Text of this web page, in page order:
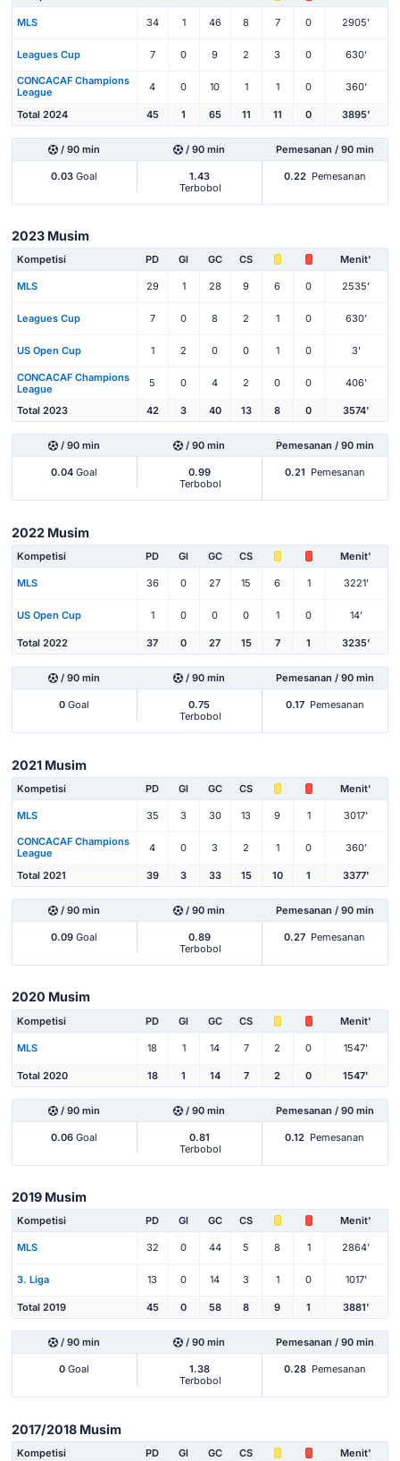
MLS 34 1 46 8 7 0 2905'
Leagues Cup 7 0 9 2 3 0 630'
CONCACAF Champions
League
4 0 10 1 1 0 360'
Total 2024 45 1 65 11 11 0 3895'
/ 90 min / 90 min Pemesanan / 90 min
0.03 Goal
1.43
Terbobol
0.22 Pemesanan
2023 Musim
Kompetisi PD Gl GC CS Menit'
MLS 29 1 28 9 6 0 2535'
Leagues Cup 7 0 8 2 1 0 630'
US Open Cup 1 2 0 0 1 0 3'
CONCACAF Champions
League
5 0 4 2 0 0 406'
Total 2023 42 3 40 13 8 0 3574'
/ 90 min / 90 min Pemesanan / 90 min
0.04 Goal
0.99
Terbobol
0.21 Pemesanan
2022 Musim
Kompetisi PD Gl GC CS Menit'
MLS 36 0 27 15 6 1 3221'
US Open Cup 1 0 0 0 1 0 14'
Total 2022 37 0 27 15 7 1 3235'
/ 90 min / 90 min Pemesanan / 90 min
0 Goal
0.75
Terbobol
0.17 Pemesanan
2021 Musim
Kompetisi PD Gl GC CS Menit'
MLS 35 3 30 13 9 1 3017'
CONCACAF Champions
League
4 0 3 2 1 0 360'
Total 2021 39 3 33 15 10 1 3377'
/ 90 min / 90 min Pemesanan / 90 min
0.09 Goal
0.89
Terbobol
0.27 Pemesanan
2020 Musim
Kompetisi PD Gl GC CS Menit'
MLS 18 1 14 7 2 0 1547'
Total 2020 18 1 14 7 2 0 1547'
/ 90 min / 90 min Pemesanan / 90 min
0.06 Goal
0.81
Terbobol
0.12 Pemesanan
2019 Musim
Kompetisi PD Gl GC CS Menit'
MLS 32 0 44 5 8 1 2864'
3. Liga 13 0 14 3 1 0 1017'
Total 2019 45 0 58 8 9 1 3881'
/ 90 min / 90 min Pemesanan / 90 min
0 Goal
1.38
Terbobol
0.28 Pemesanan
2017/2018 Musim
Kompetisi PD Gl GC CS Menit'